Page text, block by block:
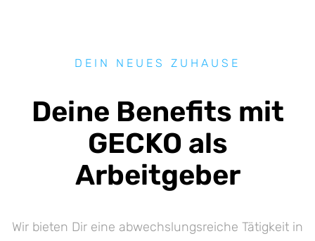
DEIN NEUES ZUHAUSE
Deine Benefits mit
GECKO als
Arbeitgeber
Wir bieten Dir eine abwechslungsreiche Tätigkeit in